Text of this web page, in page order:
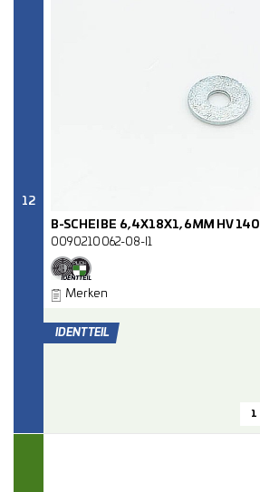
12
B-SCHEIBE 6,4X18X1,6MM HV 140
0090210062-08-I1
Merken